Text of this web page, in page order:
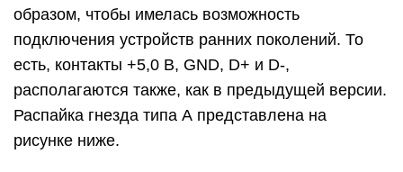
образом, чтобы имелась возможность
подключения устройств ранних поколений. То
есть, контакты +5,0 В, GND, D+ и D-,
располагаются также, как в предыдущей версии.
Распайка гнезда типа А представлена на
рисунке ниже.